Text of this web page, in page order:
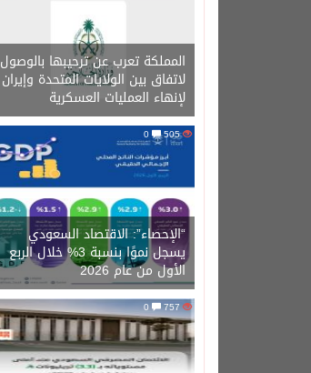
المملكة تعرب عن ترحيبها بالوصول
لاتفاق بين الولايات المتحدة وإيران
لإنهاء العمليات العسكرية
505
“الإحصاء”: الاقتصاد السعودي
يسجل نموًا بنسبة 3% خلال الربع
الأول من عام 2026
757
0